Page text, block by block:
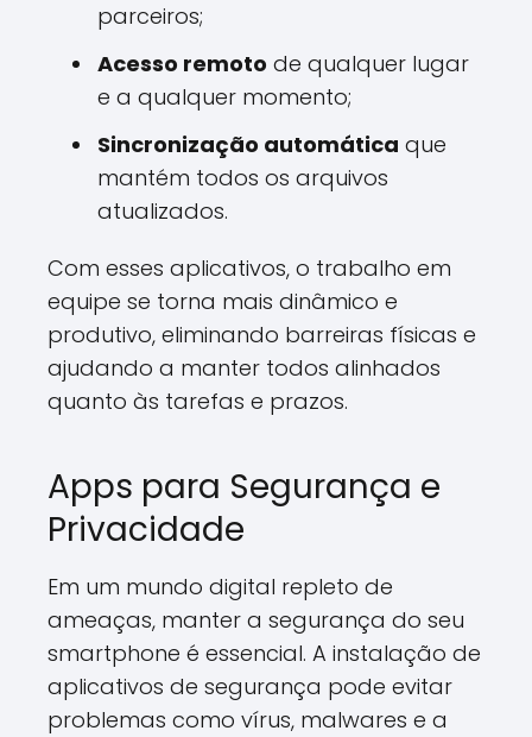
parceiros;
Acesso remoto de qualquer lugar
e a qualquer momento;
Sincronização automática que
mantém todos os arquivos
atualizados.
Com esses aplicativos, o trabalho em
equipe se torna mais dinâmico e
produtivo, eliminando barreiras físicas e
ajudando a manter todos alinhados
quanto às tarefas e prazos.
Apps para Segurança e
Privacidade
Em um mundo digital repleto de
ameaças, manter a segurança do seu
smartphone é essencial. A instalação de
aplicativos de segurança pode evitar
problemas como vírus, malwares e a